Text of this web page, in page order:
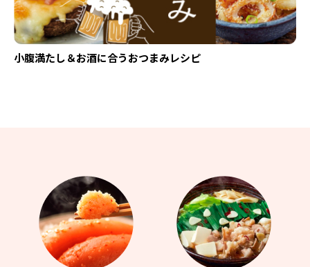
小腹満たし＆お酒に合うおつまみレシピ